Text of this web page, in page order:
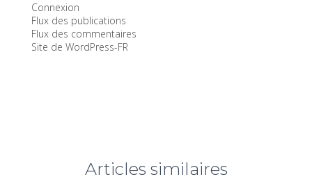
Connexion
Flux des publications
Flux des commentaires
Site de WordPress-FR
Articles similaires